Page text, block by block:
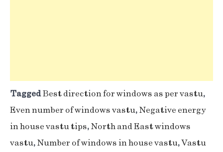
TaggedBest direction for windows as per vastu,
Even number of windows vastu,Negative energy
in house vastu tips,North and East windows
vastu,Number of windows in house vastu,Vastu